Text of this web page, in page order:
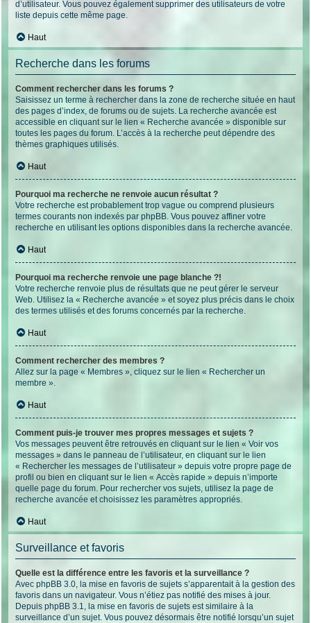
d’utilisateur. Vous pouvez également supprimer des utilisateurs de votre
liste depuis cette même page.
Haut
Recherche dans les forums
Comment rechercher dans les forums ?
Saisissez un terme à rechercher dans la zone de recherche située en haut
des pages d’index, de forums ou de sujets. La recherche avancée est
accessible en cliquant sur le lien « Recherche avancée » disponible sur
toutes les pages du forum. L’accès à la recherche peut dépendre des
thèmes graphiques utilisés.
Haut
Pourquoi ma recherche ne renvoie aucun résultat ?
Votre recherche est probablement trop vague ou comprend plusieurs
termes courants non indexés par phpBB. Vous pouvez affiner votre
recherche en utilisant les options disponibles dans la recherche avancée.
Haut
Pourquoi ma recherche renvoie une page blanche ?!
Votre recherche renvoie plus de résultats que ne peut gérer le serveur
Web. Utilisez la « Recherche avancée » et soyez plus précis dans le choix
des termes utilisés et des forums concernés par la recherche.
Haut
Comment rechercher des membres ?
Allez sur la page « Membres », cliquez sur le lien « Rechercher un
membre ».
Haut
Comment puis-je trouver mes propres messages et sujets ?
Vos messages peuvent être retrouvés en cliquant sur le lien « Voir vos
messages » dans le panneau de l’utilisateur, en cliquant sur le lien
« Rechercher les messages de l’utilisateur » depuis votre propre page de
profil ou bien en cliquant sur le lien « Accès rapide » depuis n’importe
quelle page du forum. Pour rechercher vos sujets, utilisez la page de
recherche avancée et choisissez les paramètres appropriés.
Haut
Surveillance et favoris
Quelle est la différence entre les favoris et la surveillance ?
Avec phpBB 3.0, la mise en favoris de sujets s’apparentait à la gestion des
favoris dans un navigateur. Vous n’étiez pas notifié des mises à jour.
Depuis phpBB 3.1, la mise en favoris de sujets est similaire à la
surveillance d’un sujet. Vous pouvez désormais être notifié lorsqu’un sujet